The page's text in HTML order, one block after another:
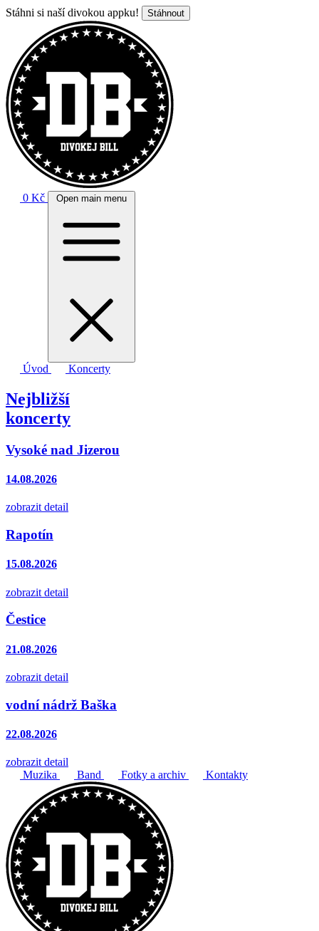
Stáhni si naší divokou appku! Stáhnout
0 Kč Open main menu
Úvod Koncerty
Nejbližší
koncerty
Vysoké nad Jizerou
14.08.2026
zobrazit detail
Rapotín
15.08.2026
zobrazit detail
Čestice
21.08.2026
zobrazit detail
vodní nádrž Baška
22.08.2026
zobrazit detail
Muzika
Band Fotky a archiv Kontakty